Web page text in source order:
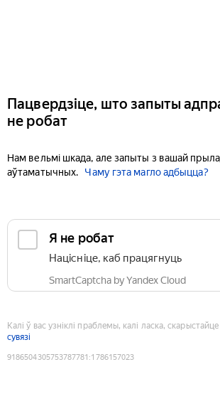
Пацвердзіце, што запыты
не робат
Нам вельмі шкада, але запыты з вашай
аўтаматычных.
Чаму гэта магло адбыцца?
Я не робат
Націсніце, каб працягнуць
SmartCaptcha by Yandex Cloud
Калі ў вас узніклі праблемы, калі ласка, скарыстайце
сувязі
9186504305753787781 :1786157023